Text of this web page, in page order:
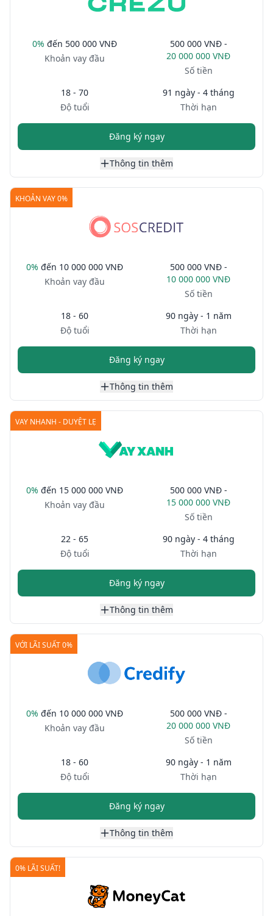
0% đến 500 000 VNĐ
Khoản vay đầu
500 000 VNĐ -
20 000 000 VNĐ
Số tiền
18 - 70
Độ tuổi
91 ngày - 4 tháng
Thời hạn
Đăng ký ngay
Thông tin thêm
KHOẢN VAY 0%
0% đến 10 000 000 VNĐ
Khoản vay đầu
500 000 VNĐ -
10 000 000 VNĐ
Số tiền
18 - 60
Độ tuổi
90 ngày - 1 năm
Thời hạn
Đăng ký ngay
Thông tin thêm
VAY NHANH - DUYỆT LẸ
0% đến 15 000 000 VNĐ
Khoản vay đầu
500 000 VNĐ -
15 000 000 VNĐ
Số tiền
22 - 65
Độ tuổi
90 ngày - 4 tháng
Thời hạn
Đăng ký ngay
Thông tin thêm
VỚI LÃI SUẤT 0%
0% đến 10 000 000 VNĐ
Khoản vay đầu
500 000 VNĐ -
20 000 000 VNĐ
Số tiền
18 - 60
Độ tuổi
90 ngày - 1 năm
Thời hạn
Đăng ký ngay
Thông tin thêm
0% LÃI SUẤT!